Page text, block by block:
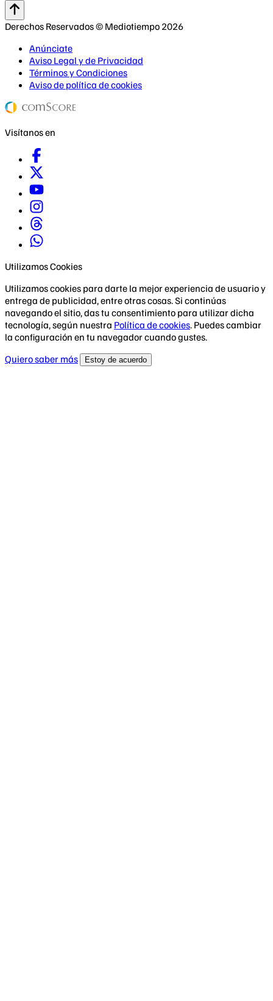
Derechos Reservados © Mediotiempo 2026
Anúnciate
Aviso Legal y de Privacidad
Términos y Condiciones
Aviso de política de cookies
Visítanos en
Utilizamos Cookies
Utilizamos cookies para darte la mejor experiencia de usuario y
entrega de publicidad, entre otras cosas. Si continúas
navegando el sitio, das tu consentimiento para utilizar dicha
tecnología, según nuestra Política de cookies. Puedes cambiar
la configuración en tu navegador cuando gustes.
Quiero saber más
Estoy de acuerdo